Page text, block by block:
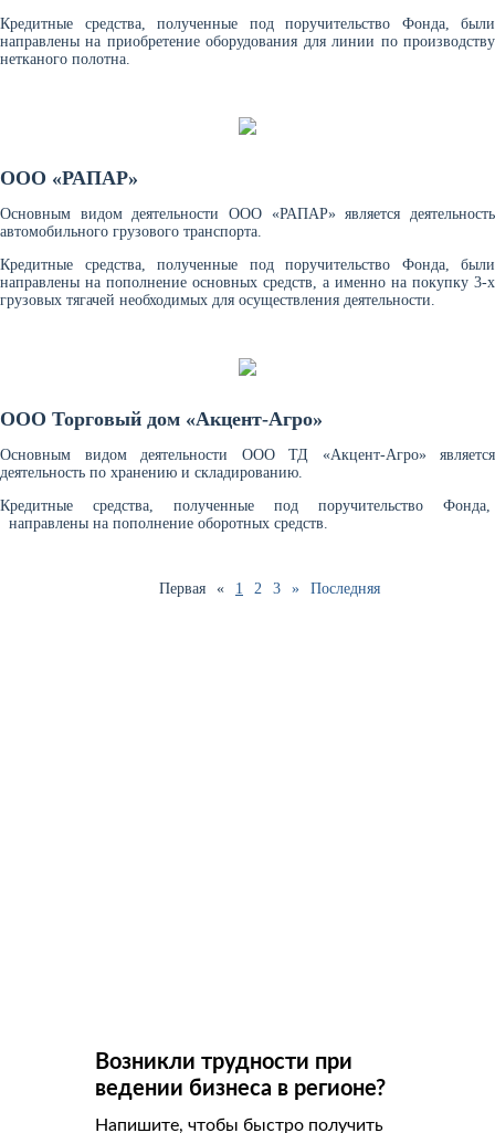
Кредитные средства, полученные под поручительство Фонда, были
направлены на приобретение оборудования для линии по производству
нетканого полотна.
ООО «РАПАР»
Основным видом деятельности ООО «РАПАР» является деятельность
автомобильного грузового транспорта.
Кредитные средства, полученные под поручительство Фонда, были
направлены на пополнение основных средств, а именно на покупку 3-х
грузовых тягачей необходимых для осуществления деятельности.
ООО Торговый дом «Акцент-Агро»
Основным видом деятельности ООО ТД «Акцент-Агро» является
деятельность по хранению и складированию.
Кредитные средства, полученные под поручительство Фонда,
направлены на пополнение оборотных средств.
Первая « 1 2 3 » Последняя
Возникли трудности при
ведении бизнеса в регионе?
Напишите, чтобы быстро получить